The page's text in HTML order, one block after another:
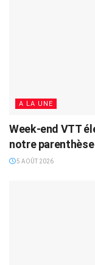
A LA UNE
Week-end VTT
notre
5 AOÛT 2026